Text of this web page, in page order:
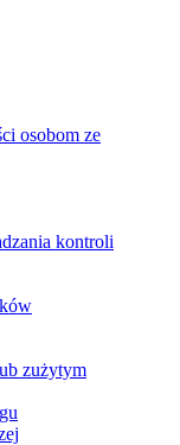
osobom ze
kontroli
zużytym